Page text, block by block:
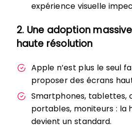
expérience visuelle
2. Une adoption
haute résolution
Apple n’est plus le seul
proposer des écrans
Smartphones, tablettes,
portables, moniteurs : la
devient un standard.